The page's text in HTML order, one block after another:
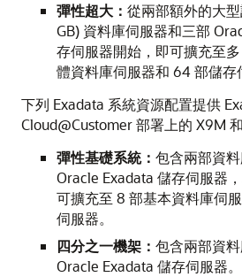
彈性超大： 從兩部額外的大
GB) 資料庫伺服器和三部
存伺服器開始，即可擴充至
體資料庫伺服器和 64 部儲存
下列 Exadata 系統資源配置提供
Cloud@Customer 部署上的 X9M
彈性基礎系統： 包含兩部資
Oracle Exadata 儲存伺服器
可擴充至 8 部基本資料庫伺
伺服器。
四分之一機架： 包含兩部資
Oracle Exadata 儲存伺服器。